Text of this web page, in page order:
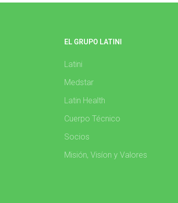
EL GRUPO LATINI
Latini
Medstar
Latin Health
Cuerpo Técnico
Socios
Misión, Visíon y Valores